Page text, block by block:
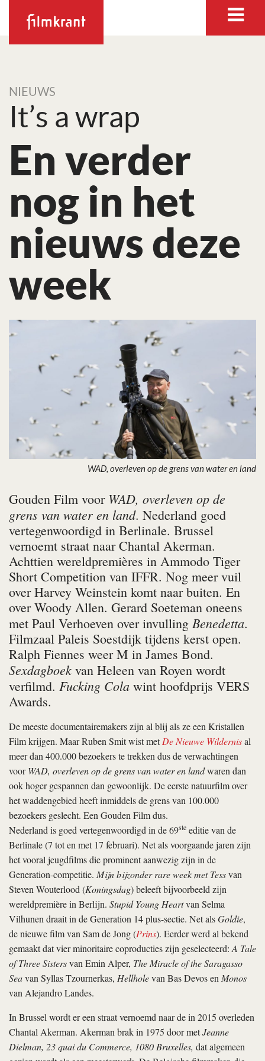
NIEUWS
It’s a wrap
En verder
nog in het
nieuws deze
week
WAD, overleven op de grens van water en land
Gouden Film voor WAD, overleven op de
grens van water en land. Nederland goed
vertegenwoordigd in Berlinale. Brussel
vernoemt straat naar Chantal Akerman.
Achttien wereldpremières in Ammodo Tiger
Short Competition van IFFR. Nog meer vuil
over Harvey Weinstein komt naar buiten. En
over Woody Allen. Gerard Soeteman oneens
met Paul Verhoeven over invulling Benedetta.
Filmzaal Paleis Soestdijk tijdens kerst open.
Ralph Fiennes weer M in James Bond.
Sexdagboek van Heleen van Royen wordt
verfilmd. Fucking Cola wint hoofdprijs VERS
Awards.
De meeste documentairemakers zijn al blij als ze een Kristallen
Film krijgen. Maar Ruben Smit wist metDe Nieuwe Wildernisal
meer dan 400.000 bezoekers te trekken dus de verwachtingen
voorWAD, overleven op de grens van water en landwaren dan
ook hoger gespannen dan gewoonlijk. De eerste natuurfilm over
het waddengebied heeft inmiddels de grens van 100.000
bezoekers geslecht. Een Gouden Film dus.
Nederland is goed vertegenwoordigd in de 69ste editie van de
Berlinale (7 tot en met 17 februari). Net als voorgaande jaren zijn
het vooral jeugdfilms die prominent aanwezig zijn in de
Generation-competitie. Mijn bijzonder rare week met Tessvan
Steven Wouterlood (Koningsdag) beleeft bijvoorbeeld zijn
wereldpremière in Berlijn. Stupid Young Heartvan Selma
Vilhunen draait in de Generation 14 plus-sectie. Net alsGoldie,
de nieuwe film van Sam de Jong (Prins). Eerder werd al bekend
gemaakt dat vier minoritaire coproducties zijn geselecteerd:A Tale
of Three Sistersvan Emin Alper, The Miracle of the Saragasso
Seavan Syllas Tzournerkas, Hellholevan Bas Devos enMonos
van Alejandro Landes.
In Brussel wordt er een straat vernoemd naar de in 2015 overleden
Chantal Akerman. Akerman brak in 1975 door metJeanne
Dielman, 23 quai du Commerce, 1080 Bruxelles, dat algemeen